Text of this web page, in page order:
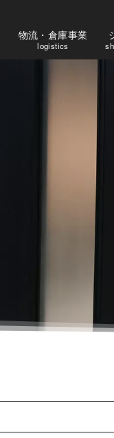
物流・倉庫事業
logistics